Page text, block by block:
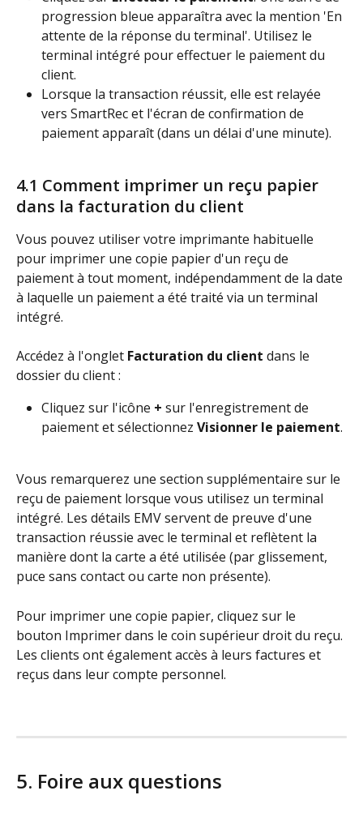
progression bleue apparaîtra avec la mention 'En
attente de la réponse du terminal'. Utilisez le
terminal intégré pour effectuer le paiement du
client.
Lorsque la transaction réussit, elle est relayée
vers SmartRec et l'écran de confirmation de
paiement apparaît (dans un délai d'une minute).
4.1 Comment imprimer un reçu papier
dans la facturation du client
Vous pouvez utiliser votre imprimante habituelle
pour imprimer une copie papier d'un reçu de
paiement à tout moment, indépendamment de la date
à laquelle un paiement a été traité via un terminal
intégré.
Accédez à l'onglet Facturation du client dans le
dossier du client :
Cliquez sur l'icône + sur l'enregistrement de
paiement et sélectionnez Visionner le paiement.
Vous remarquerez une section supplémentaire sur le
reçu de paiement lorsque vous utilisez un terminal
intégré. Les détails EMV servent de preuve d'une
transaction réussie avec le terminal et reflètent la
manière dont la carte a été utilisée (par glissement,
puce sans contact ou carte non présente).
Pour imprimer une copie papier, cliquez sur le
bouton Imprimer dans le coin supérieur droit du reçu.
Les clients ont également accès à leurs factures et
reçus dans leur compte personnel.
5. Foire aux questions